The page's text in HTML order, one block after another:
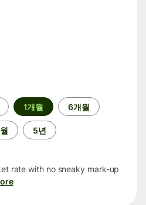
1개월 6개월
5년
rate with no sneaky mark-up